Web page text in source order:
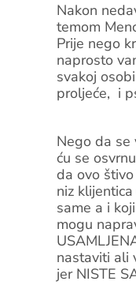
Nakon
temom
Prije nego
naprosto
svakoj
proljeće, i
Nego da se
ću se
da ovo
niz
same a i
mogu
nastaviti ali
jer NISTE